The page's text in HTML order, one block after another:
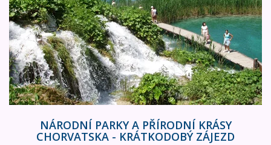
NÁRODNÍ PARKY A PŘÍRODNÍ KRÁSY
CHORVATSKA - KRÁTKODOBÝ ZÁJEZD